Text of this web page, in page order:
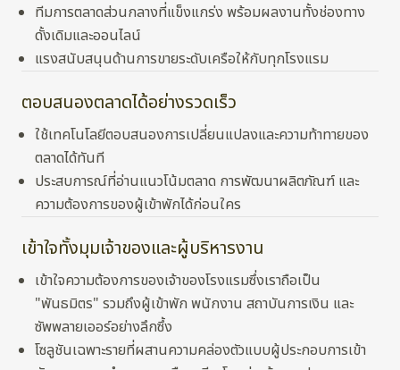
ทีมการตลาดส่วนกลางที่แข็งแกร่ง พร้อมผลงานทั้งช่องทาง
ดั้งเดิมและออนไลน์
แรงสนับสนุนด้านการขายระดับเครือให้กับทุกโรงแรม
ตอบสนองตลาดได้อย่างรวดเร็ว
ใช้เทคโนโลยีตอบสนองการเปลี่ยนแปลงและความท้าทายของ
ตลาดได้ทันที
ประสบการณ์ที่อ่านแนวโน้มตลาด การพัฒนาผลิตภัณฑ์ และ
ความต้องการของผู้เข้าพักได้ก่อนใคร
เข้าใจทั้งมุมเจ้าของและผู้บริหารงาน
เข้าใจความต้องการของเจ้าของโรงแรมซึ่งเราถือเป็น
"พันธมิตร" รวมถึงผู้เข้าพัก พนักงาน สถาบันการเงิน และ
ซัพพลายเออร์อย่างลึกซึ้ง
โซลูชันเฉพาะรายที่ผสานความคล่องตัวแบบผู้ประกอบการเข้า